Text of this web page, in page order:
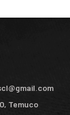
Temuco